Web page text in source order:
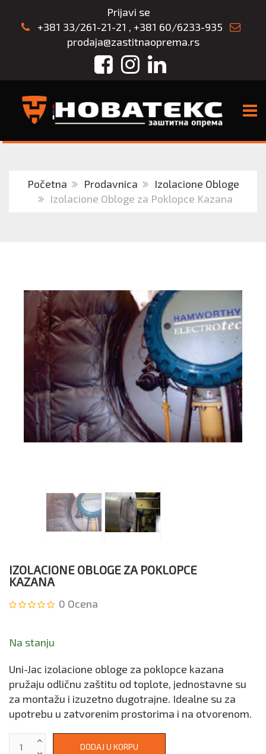
Prijavi se
+381 33/261-21-21 , +381 60/6233-935
prodaja@zastitnaoprema.rs
FacebookInstagram
LinkedIn
Početna Prodavnica
Izolacione Obloge
Izolacione Obloge za Poklopce Kazana
IZOLACIONE OBLOGE ZA POKLOPCE
KAZANA
0 Ocena
Na stanju
Uni-Jac izolacione obloge za poklopce kazana
pružaju odličnu zaštitu od toplote, jednostavne su
za montažu i izuzetno dugotrajne. Idealne su za
upotrebu u zatvorenim prostorima i na otvorenom.